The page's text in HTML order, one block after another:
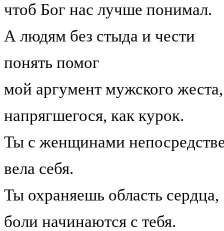
чтоб Бог нас лучше понимал.
А людям без стыда и чести
понять помог
мой аргумент мужского жеста,
напрягшегося, как курок.
Ты с женщинами
вела себя.
Ты охраняешь область сердца,
боли начинаются с тебя.